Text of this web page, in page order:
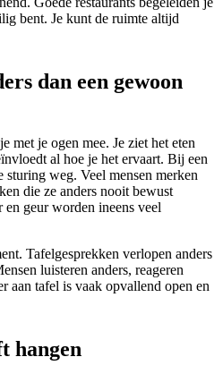
bent. Je kunt de ruimte altijd
dan een gewoon
met je ogen mee. Je ziet het eten
al hoe je het ervaart. Bij een
weg. Veel mensen merken
die ze anders nooit bewust
geur worden ineens veel
Tafelgesprekken verlopen anders
luisteren anders, reageren
aan tafel is vaak opvallend open en
hangen